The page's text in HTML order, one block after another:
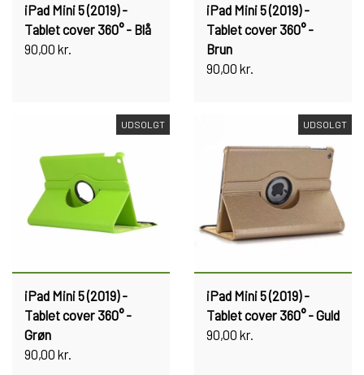
iPad Mini 5 (2019) -
Tablet cover 360° - Blå
90,00 kr.
iPad Mini 5 (2019) -
Tablet cover 360° -
Brun
90,00 kr.
UDSOLGT
iPad Mini 5 (2019) -
Tablet cover 360° -
Grøn
90,00 kr.
UDSOLGT
iPad Mini 5 (2019) -
Tablet cover 360° - Guld
90,00 kr.